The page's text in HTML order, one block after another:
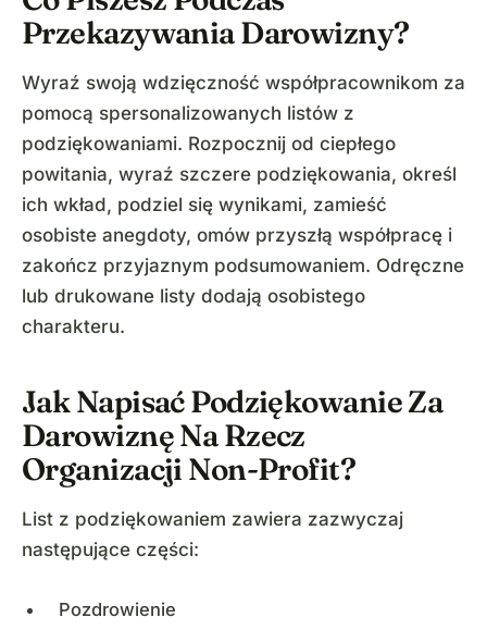
Przekazywania Darowizny?
Wyraź swoją wdzięczność współpracownikom za
pomocą spersonalizowanych listów z
podziękowaniami. Rozpocznij od ciepłego
powitania, wyraź szczere podziękowania, określ
ich wkład, podziel się wynikami, zamieść
osobiste anegdoty, omów przyszłą współpracę i
zakończ przyjaznym podsumowaniem. Odręczne
lub drukowane listy dodają osobistego
charakteru.
Jak Napisać Podziękowanie Za
Darowiznę Na Rzecz
Organizacji Non-Profit?
List z podziękowaniem zawiera zazwyczaj
następujące części:
Pozdrowienie